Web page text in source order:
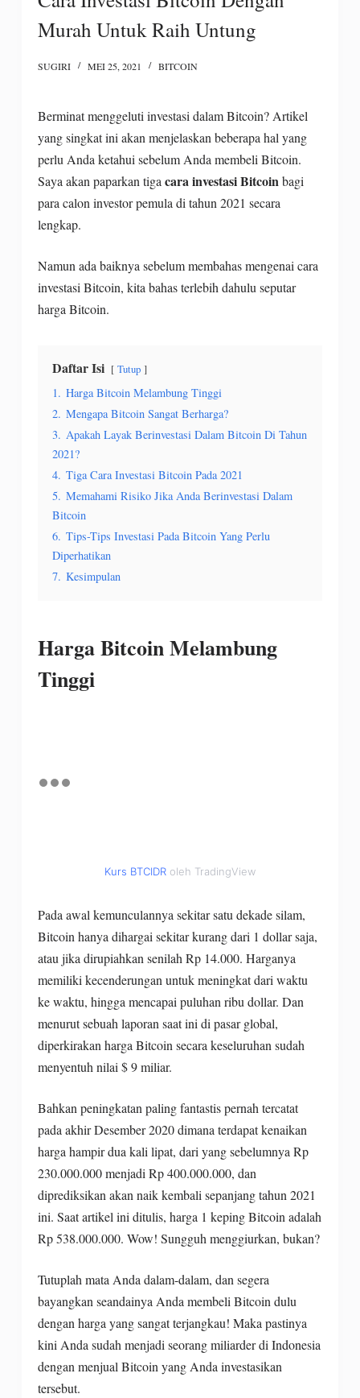
Murah Untuk Raih Untung
SUGIRI MEI 25, 2021 BITCOIN
Berminat menggeluti investasi dalam Bitcoin? Artikel
yang singkat ini akan menjelaskan beberapa hal yang
perlu Anda ketahui sebelum Anda membeli Bitcoin.
Saya akan paparkan tiga cara investasi Bitcoin bagi
para calon investor pemula di tahun 2021 secara
lengkap.
Namun ada baiknya sebelum membahas mengenai cara
investasi Bitcoin, kita bahas terlebih dahulu seputar
harga Bitcoin.
Daftar Isi Tutup
1. Harga Bitcoin Melambung Tinggi
2. Mengapa Bitcoin Sangat Berharga?
3. Apakah Layak Berinvestasi Dalam Bitcoin Di Tahun
2021?
4. Tiga Cara Investasi Bitcoin Pada 2021
5. Memahami Risiko Jika Anda Berinvestasi Dalam
Bitcoin
6. Tips-Tips Investasi Pada Bitcoin Yang Perlu
Diperhatikan
7. Kesimpulan
Harga Bitcoin Melambung
Tinggi
Kurs BTCIDRoleh TradingView
Pada awal kemunculannya sekitar satu dekade silam,
Bitcoin hanya dihargai sekitar kurang dari 1 dollar saja,
atau jika dirupiahkan senilah Rp 14.000. Harganya
memiliki kecenderungan untuk meningkat dari waktu
ke waktu, hingga mencapai puluhan ribu dollar. Dan
menurut sebuah laporan saat ini di pasar global,
diperkirakan harga Bitcoin secara keseluruhan sudah
menyentuh nilai $ 9 miliar.
Bahkan peningkatan paling fantastis pernah tercatat
pada akhir Desember 2020 dimana terdapat kenaikan
harga hampir dua kali lipat, dari yang sebelumnya Rp
230.000.000 menjadi Rp 400.000.000, dan
diprediksikan akan naik kembali sepanjang tahun 2021
ini. Saat artikel ini ditulis, harga 1 keping Bitcoin adalah
Rp 538.000.000. Wow! Sungguh menggiurkan, bukan?
Tutuplah mata Anda dalam-dalam, dan segera
bayangkan seandainya Anda membeli Bitcoin dulu
dengan harga yang sangat terjangkau! Maka pastinya
kini Anda sudah menjadi seorang miliarder di Indonesia
dengan menjual Bitcoin yang Anda investasikan
tersebut.